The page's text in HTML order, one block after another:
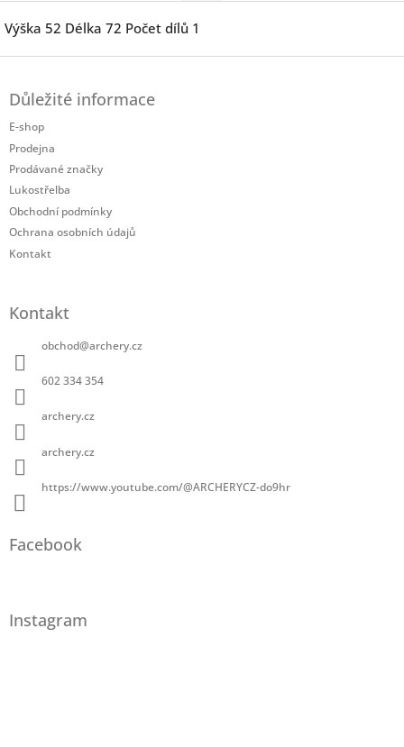
Výška 52 Délka 72 Počet dílů 1
Důležité informace
E-shop
Prodejna
Prodávané značky
Lukostřelba
Obchodní podmínky
Ochrana osobních údajů
Kontakt
Kontakt
obchod@archery.cz
602 334 354
archery.cz
archery.cz
https://www.youtube.com/@ARCHERYCZ-do9hr
Facebook
Instagram